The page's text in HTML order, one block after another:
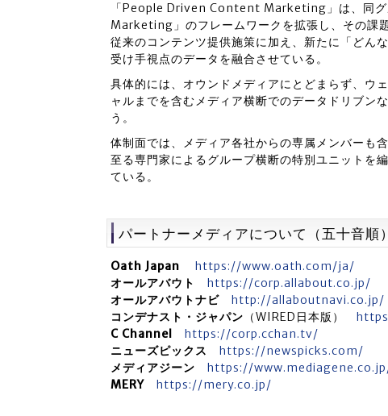
「People Driven Content Marketing」は、同
Marketing」のフレームワークを拡張し、その課
従来のコンテンツ提供施策に加え、新たに「どん
受け手視点のデータを融合させている。
具体的には、オウンドメディアにとどまらず、ウ
ャルまでを含むメディア横断でのデータドリブン
う。
体制面では、メディア各社からの専属メンバーも
至る専門家によるグループ横断の特別ユニットを
ている。
パートナーメディアについて（五十音順）
Oath Japan
https://www.oath.com/ja/
オールアバウト
https://corp.allabout.co.jp/
オールアバウトナビ
http://allaboutnavi.co.jp/
コンデナスト・ジャパン （WIRED日本版）
C Channel
https://corp.cchan.tv/
ニューズピックス
https://newspicks.com/
メディアジーン
https://
MERY
https://mery.co.jp/